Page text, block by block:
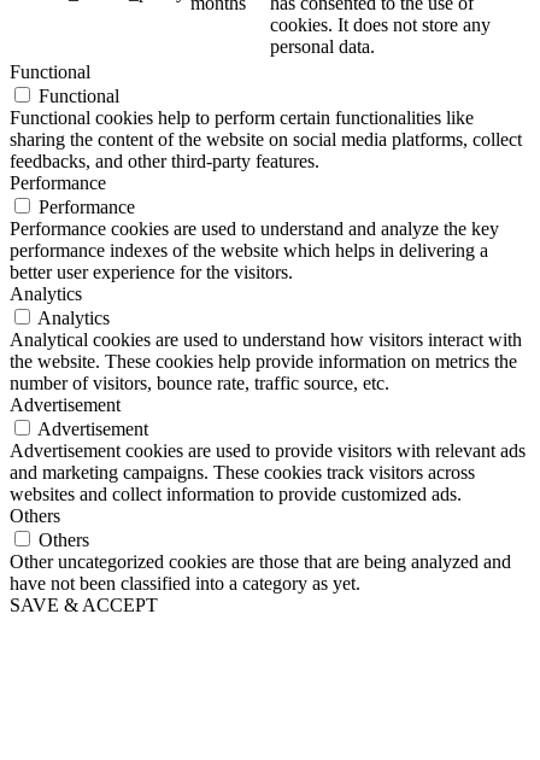
cookies. It does not store any
personal data.
Functional
Functional
Functional cookies help to perform certain functionalities like
sharing the content of the website on social media platforms, collect
feedbacks, and other third-party features.
Performance
Performance
Performance cookies are used to understand and analyze the key
performance indexes of the website which helps in delivering a
better user experience for the visitors.
Analytics
Analytics
Analytical cookies are used to understand how visitors interact with
the website. These cookies help provide information on metrics the
number of visitors, bounce rate, traffic source, etc.
Advertisement
Advertisement
Advertisement cookies are used to provide visitors with relevant ads
and marketing campaigns. These cookies track visitors across
websites and collect information to provide customized ads.
Others
Others
Other uncategorized cookies are those that are being analyzed and
have not been classified into a category as yet.
SAVE & ACCEPT